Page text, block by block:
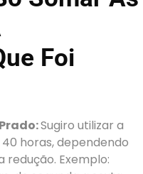
Foi
Sugiro utilizar a
horas, dependendo
Exemplo: